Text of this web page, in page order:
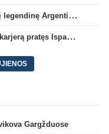
T. Almada paliks „Atletico“ ir persikels į legendinę Argentinos ekipą
„Brighton“ priklausantis F. Buonanotte karjerą pratęs Ispanijoje
Gargžduose